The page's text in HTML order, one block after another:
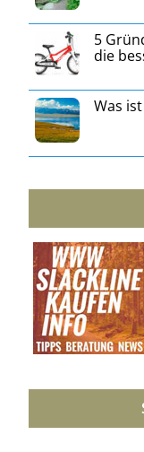
5
die
Was